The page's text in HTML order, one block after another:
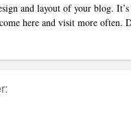
and layout of your blog.
here and visit more often.